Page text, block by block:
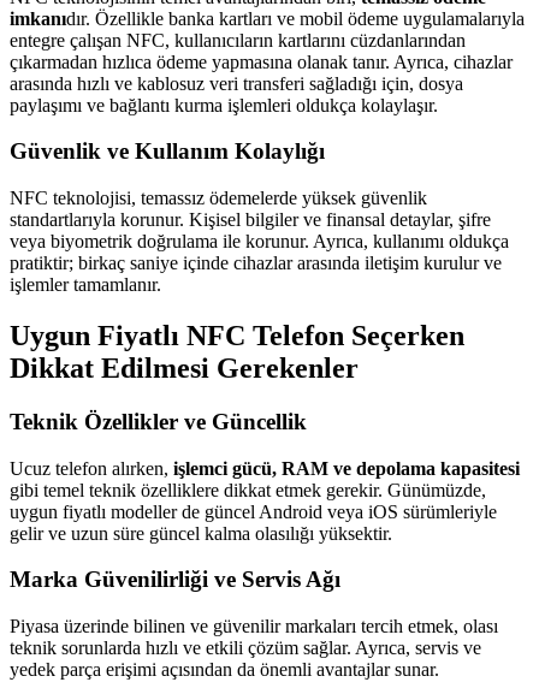
imkanıdır. Özellikle banka kartları ve mobil ödeme uygulamalarıyla
entegre çalışan NFC, kullanıcıların kartlarını cüzdanlarından
çıkarmadan hızlıca ödeme yapmasına olanak tanır. Ayrıca, cihazlar
arasında hızlı ve kablosuz veri transferi sağladığı için, dosya
paylaşımı ve bağlantı kurma işlemleri oldukça kolaylaşır.
Güvenlik ve Kullanım Kolaylığı
NFC teknolojisi, temassız ödemelerde yüksek güvenlik
standartlarıyla korunur. Kişisel bilgiler ve finansal detaylar, şifre
veya biyometrik doğrulama ile korunur. Ayrıca, kullanımı oldukça
pratiktir; birkaç saniye içinde cihazlar arasında iletişim kurulur ve
işlemler tamamlanır.
Uygun Fiyatlı NFC Telefon Seçerken
Dikkat Edilmesi Gerekenler
Teknik Özellikler ve Güncellik
Ucuz telefon alırken, işlemci gücü, RAM ve depolama kapasitesi
gibi temel teknik özelliklere dikkat etmek gerekir. Günümüzde,
uygun fiyatlı modeller de güncel Android veya iOS sürümleriyle
gelir ve uzun süre güncel kalma olasılığı yüksektir.
Marka Güvenilirliği ve Servis Ağı
Piyasa üzerinde bilinen ve güvenilir markaları tercih etmek, olası
teknik sorunlarda hızlı ve etkili çözüm sağlar. Ayrıca, servis ve
yedek parça erişimi açısından da önemli avantajlar sunar.